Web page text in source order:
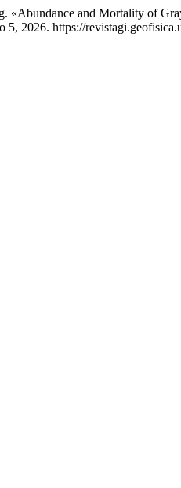
and Mortality of
2026. https://